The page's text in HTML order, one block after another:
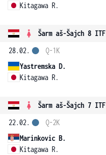
Kitagawa R.
Šarm aš-Šajch 8 ITF
28.02.
Yastremska D.
Kitagawa R.
Q-1K
Šarm aš-Šajch 7 ITF
22.02.
Marinkovic B.
Kitagawa R.
Q-2K